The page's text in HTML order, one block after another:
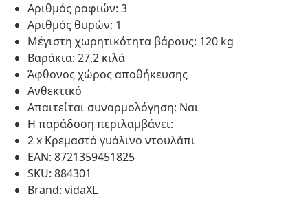
Αριθμός ραφιών: 3
Αριθμός θυρών: 1
Μέγιστη χωρητικότητα βάρους: 120 kg
Βαράκια: 27,2 κιλά
Άφθονος χώρος αποθήκευσης
Ανθεκτικό
Απαιτείται συναρμολόγηση: Ναι
Η παράδοση περιλαμβάνει:
2 x Κρεμαστό γυάλινο ντουλάπι
EAN: 8721359451825
SKU: 884301
Brand: vidaXL